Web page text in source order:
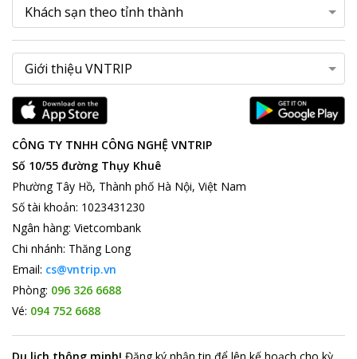
CÔNG TY TNHH CÔNG NGHỆ VNTRIP
Số 10/55 đường Thụy Khuê
Phường Tây Hồ, Thành phố Hà Nội, Việt Nam
Số tài khoản: 1023431230
Ngân hàng: Vietcombank
Chi nhánh: Thăng Long
Email: cs@vntrip.vn
Phòng: 096 326 6688
Vé: 094 752 6688